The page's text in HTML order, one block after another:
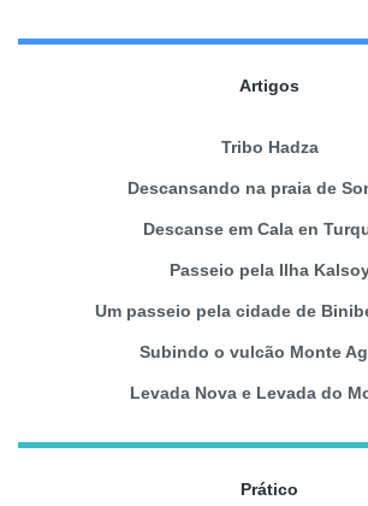
Artigos
Tribo Hadza
Descansando na praia de
Descanse em Cala en
Passeio pela Ilha
Um passeio pela cidade de
Subindo o vulcão Monte
Levada Nova e Levada do
Prático